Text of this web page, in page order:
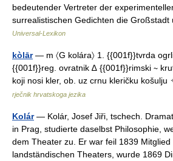
bedeutender Vertreter der
surrealistischen Gedichten die
Universal-Lexikon
kòlār— m 〈G kolára〉 1. {{001f}}tvrda
{{001f}}reg. ovratnik ∆ {{001f}}rimski ∼
koji nosi kler, ob. uz crnu kleričku
rječnik hrvatskoga jezika
Kolár— Kolár, Josef Jiři, tschech.
in Prag, studierte daselbst Philosophie,
dem Theater zu. Er war feil 1839
landständischen Theaters, wurde 1869